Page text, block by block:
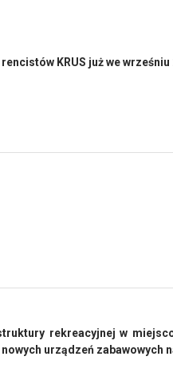
KRUS już we wrześniu
rekreacyjnej w
urządzeń zabawowych